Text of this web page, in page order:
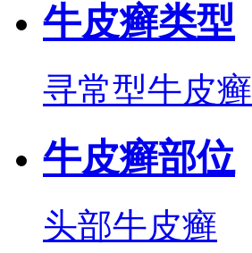
牛皮癣类型
寻常型牛皮癣
牛皮癣部位
头部牛皮癣